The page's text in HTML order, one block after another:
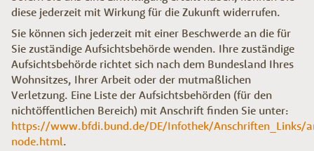
diese jederzeit mit Wirkung für die Zukunft widerrufen.
Sie können sich jederzeit mit einer Beschwerde an die für
Sie zuständige Aufsichtsbehörde wenden. Ihre zuständige
Aufsichtsbehörde richtet sich nach dem Bundesland Ihres
Wohnsitzes, Ihrer Arbeit oder der mutmaßlichen
Verletzung. Eine Liste der Aufsichtsbehörden (für den
nichtöffentlichen Bereich) mit Anschrift finden Sie unter:
https://www.bfdi.bund.de/DE/Infothek/Anschriften_Links/
node.html.